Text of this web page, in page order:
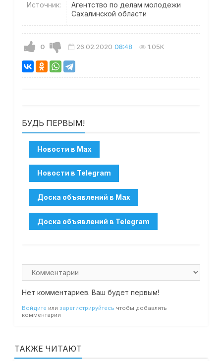
Источник:
Агентство по делам молодежи
Сахалинской области
0 26.02.2020 08:48 1.05K
БУДЬ ПЕРВЫМ!
Нет комментариев. Ваш будет первым!
Войдите или зарегистрируйтесь чтобы добавлять
комментарии
ТАКЖЕ ЧИТАЮТ